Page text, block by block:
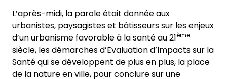
L’après-midi, la parole était donnée aux
urbanistes, paysagistes et bâtisseurs sur les enjeux
d’un urbanisme favorable à la santé au 21ème
siècle, les démarches d’Evaluation d’Impacts sur la
Santé qui se développent de plus en plus, la place
de la nature en ville, pour conclure sur une